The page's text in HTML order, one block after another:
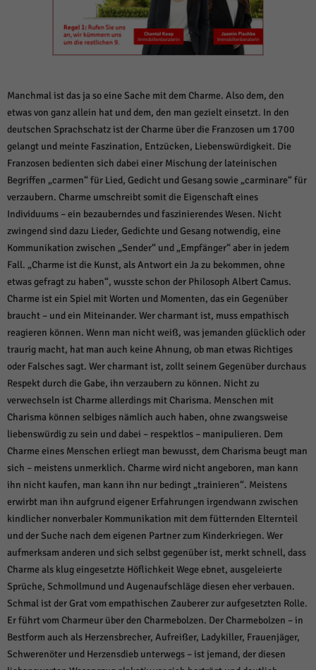
Manchmal ist das ja so eine Sache mit dem Charme. Also dem, den
etwas von ganz allein hat und dem, den man gezielt einsetzt. In den
deutschen Sprachschatz ist der Charme über die Franzosen um 1700
gelangt und meinte Faszination, Entzücken, Liebenswürdigkeit. Die
Franzosen bedienten sich dabei einer Mischung der lateinischen
Begriffen „carmen“ für Lied, Gedicht und Gesang sowie „carminare“ für
verzaubern. Charme umschreibt somit die Eigenschaft eines
Individuums – ein bezauberndes und faszinierendes Wesen. Nicht
zwingend sind dazu Lieder, Gedichte und Gesang notwendig, eine
Kommunikation zwischen „Sender“ und „Empfänger“ aber in jedem
Fall. „Charme ist die Kunst, als Antwort ein Ja zu bekommen, ohne
etwas gefragt zu haben“, wusste schon der Philosoph Albert Camus.
Charme ist ein Spiel mit Worten und Momenten, das ein Gegenüber
braucht – und ein Miteinander. Wer charmant ist, muss empathisch
reagieren können. Wenn man nicht weiß, was jemanden glücklich oder
traurig macht, hat man auch keine Ahnung, ob man etwas Richtiges
oder Falsches sagt. Wer charmant ist, zollt seinem Gegenüber durchaus
Respekt durch die Gabe, ihn verzaubern zu können. Nicht zu
verwechseln ist Charme allerdings mit Charisma. Menschen mit
Charisma können selbiges nämlich auch haben, ohne zwangsweise
liebenswürdig zu sein und dabei – respektlos – manipulieren. Dem
Charme eines Menschen erliegt man bewusst, dem Charisma beugt man
sich – meistens unmerklich. Charme wird nicht angeboren, man kann
ihn nicht kaufen, man kann ihn nur bedingt „trainieren“. Meistens
erwirbt man ihn aufgrund eigener Erfahrungen irgendwann zwischen
kindlicher nonverbaler Kommunikation mit dem fütternden Elternteil
und der Suche nach dem eigenen Partner zum Kinderkriegen. Wer
aufmerksam anderen und sich selbst gegenüber ist, merkt schnell, dass
Charme als klug eingesetzte Höflichkeit Wege ebnet, ausgeleierte
Sprüche, Schmollmund und Augenaufschläge diesen eher verbauen.
Schmal ist der Grat vom empathischen Zauberer zur aufgesetzten Rolle.
Er führt vom Charmeur über den Charmebolzen. Der Charmebolzen – in
Bestform auch als Herzensbrecher, Aufreißer, Ladykiller, Frauenjäger,
Schwerenöter und Herzensdieb unterwegs – ist jemand, der diesen
Alle akzeptieren Speichern und weiter
Datenschutzeinstellungen
Essenziell (1)
einwandfreie Funktion der Website erforderlich.
Cookie-Informationen anzeigen
Statistiken (1)
Statistik Cookies erfassen Informationen anonym. Diese Informationen helfen
uns zu verstehen, wie unsere Besucher unsere Website nutzen.
Cookie-Informationen anzeigen
Marketing (1)
Marketing-Cookies werden von Drittanbietern oder Publishern verwendet,
um personalisierte Werbung anzuzeigen. Sie tun dies, indem sie Besucher
über Websites hinweg verfolgen.
Cookie-Informationen anzeigen
Externe Medien (6)
Inhalte von Videoplattformen und Social-Media-Plattformen werden
standardmäßig blockiert. Wenn Cookies von externen Medien akzeptiert
werden, bedarf der Zugriff auf diese Inhalte keiner manuellen Einwilligung
Cookie-Informationen anzeigen
powered by Borlabs Cookie Datenschutzerklärung Impressum